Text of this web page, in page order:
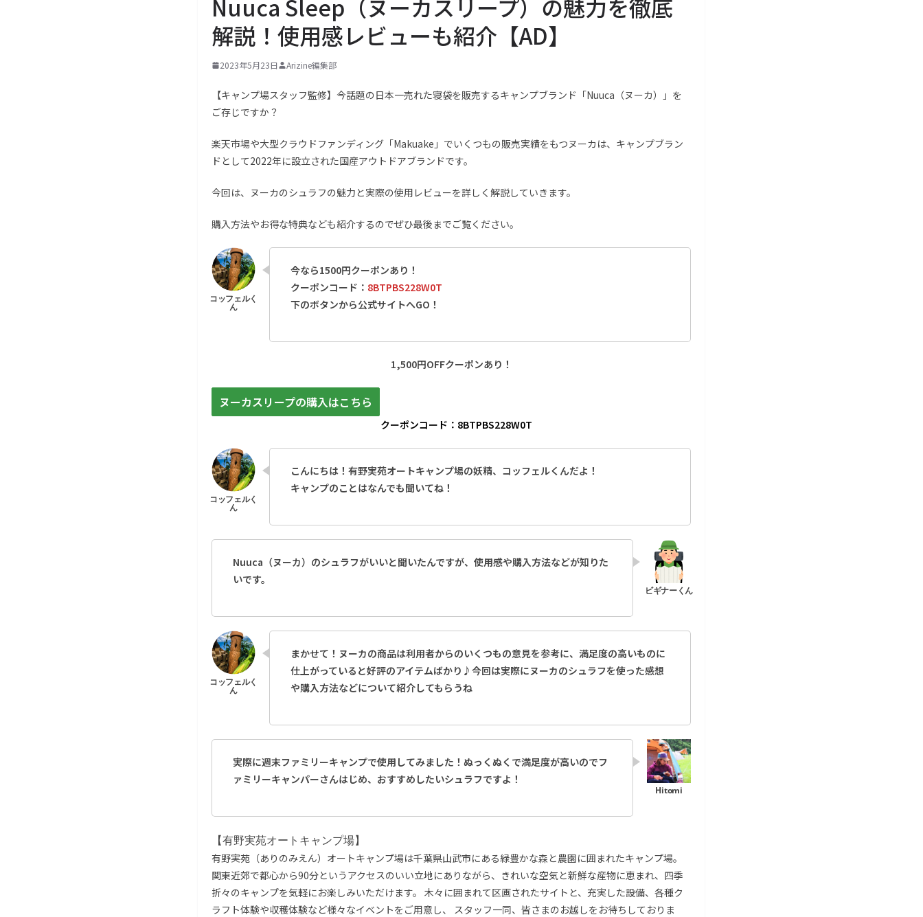
Nuuca Sleep（ヌーカスリープ）の魅力を徹底
解説！使用感レビューも紹介【AD】
2023年5月23日 Arizine編集部
【キャンプ場スタッフ監修】今話題の日本一売れた寝袋を販売するキャンプブランド「Nuuca（ヌーカ）」を
ご存じですか？
楽天市場や大型クラウドファンディング「Makuake」でいくつもの販売実績をもつヌーカは、キャンプブラン
ドとして2022年に設立された国産アウトドアブランドです。
今回は、ヌーカのシュラフの魅力と実際の使用レビューを詳しく解説していきます。
購入方法やお得な特典なども紹介するのでぜひ最後までご覧ください。
今なら1500円クーポンあり！
クーポンコード： 8BTPBS228W0T
下のボタンから公式サイトへGO！
1,500円OFFクーポンあり！
ヌーカスリープの購入はこちら
クーポンコード：8BTPBS228W0T
こんにちは！有野実苑オートキャンプ場の妖精、コッフェルくんだよ！
キャンプのことはなんでも聞いてね！
Nuuca（ヌーカ）のシュラフがいいと聞いたんですが、使用感や購入方法などが知りた
いです。
まかせて！ヌーカの商品は利用者からのいくつもの意見を参考に、満足度の高いものに
仕上がっていると好評のアイテムばかり♪今回は実際にヌーカのシュラフを使った感想
や購入方法などについて紹介してもらうね
実際に週末ファミリーキャンプで使用してみました！ぬっくぬくで満足度が高いのでフ
ァミリーキャンパーさんはじめ、おすすめしたいシュラフですよ！
【有野実苑オートキャンプ場】
有野実苑（ありのみえん）オートキャンプ場は千葉県山武市にある緑豊かな森と農園に囲まれたキャンプ場。
関東近郊で都心から90分というアクセスのいい立地にありながら、きれいな空気と新鮮な産物に恵まれ、四季
折々のキャンプを気軽にお楽しみいただけます。 木々に囲まれて区画されたサイトと、充実した設備、各種ク
ラフト体験や収穫体験など様々なイベントをご用意し、 スタッフ一同、皆さまのお越しをお待ちしておりま